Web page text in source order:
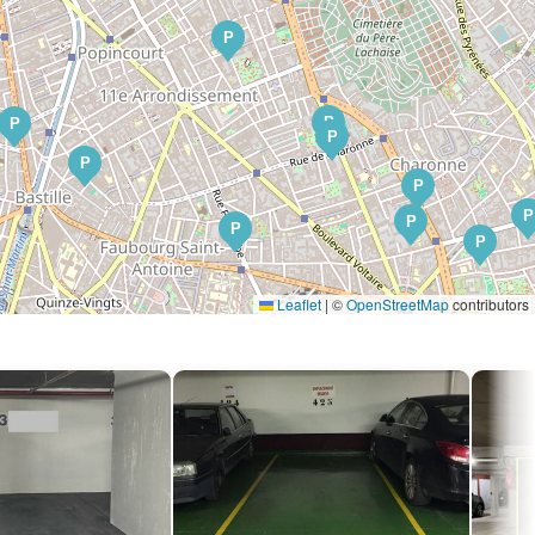
P
P
P
P
P
P
P
P
P
P
Leaflet | ©OpenStreetMapcontributors